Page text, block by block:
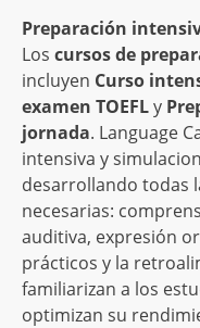
Preparación
Los cursos de
incluyen Curso
examen TOEFLy
jornada. Language
intensiva y
desarrollando todas
necesarias:
auditiva, expresión
prácticos y la
familiarizan a los
optimizan su